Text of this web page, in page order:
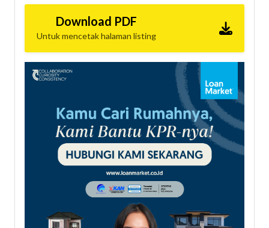
Download PDF
Untuk mencetak halaman listing